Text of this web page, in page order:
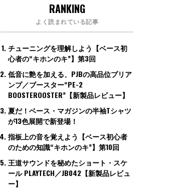
RANKING
よく読まれている記事
チューニングを理解しよう【ベース初
心者の“キホンのキ”】第3回
低音に艶を加える、PJBの高品位プリア
ンプ／ブースター“PE-2
BOOSTEROOSTER”【新製品レビュー】
夏だ！ベース・マガジンの半袖Tシャツ
が13色展開で新登場！
指板上の音を覚えよう【ベース初心者
のための知識“キホンのキ”】第10回
王道サウンドを秘めたショート・スケ
ール PLAYTECH／JB042【新製品レビュ
ー】